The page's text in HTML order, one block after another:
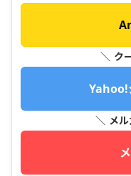
＼ ク
Yahoo!
＼ メ